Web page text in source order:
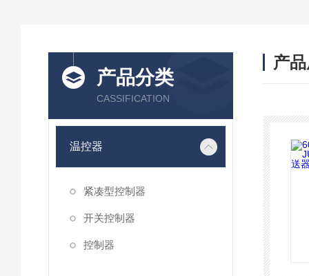
产品分类
CASSIFICATION
温控器
紧凑型控制器
开关控制器
控制器
产